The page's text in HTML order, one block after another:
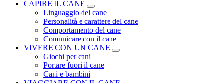
CAPIRE IL CANE
Linguaggio del cane
Personalità e carattere del cane
Comportamento del cane
Comunicare con il cane
VIVERE CON UN CANE
Giochi per cani
Portare fuori il cane
Cani e bambini